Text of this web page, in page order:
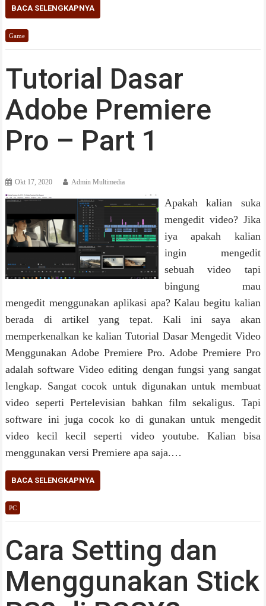
BACA SELENGKAPNYA
Game
Tutorial Dasar
Adobe Premiere
Pro – Part 1
Okt 17, 2020 Admin Multimedia
Apakah kalian suka
mengedit video? Jika
iya apakah kalian
ingin mengedit
sebuah video tapi
bingung mau
mengedit menggunakan aplikasi apa? Kalau begitu kalian
berada di artikel yang tepat. Kali ini saya akan
memperkenalkan ke kalian Tutorial Dasar Mengedit Video
Menggunakan Adobe Premiere Pro. Adobe Premiere Pro
adalah software Video editing dengan fungsi yang sangat
lengkap. Sangat cocok untuk digunakan untuk membuat
video seperti Pertelevisian bahkan film sekaligus. Tapi
software ini juga cocok ko di gunakan untuk mengedit
video kecil kecil seperti video youtube. Kalian bisa
menggunakan versi Premiere apa saja.…
BACA SELENGKAPNYA
PC
Cara Setting dan
Menggunakan Stick